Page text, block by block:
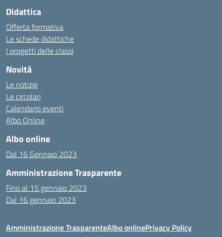
Didattica
Offerta formativa
Le schede didattiche
I progetti delle classi
Novità
Le notizie
Le circolari
Calendario eventi
Albo Online
Albo online
Dal 16 Gennaio 2023
Amministrazione Trasparente
Fino al 15 gennaio 2023
Dal 16 gennaio 2023
Amministrazione TrasparenteAlbo onlinePrivacy Policy